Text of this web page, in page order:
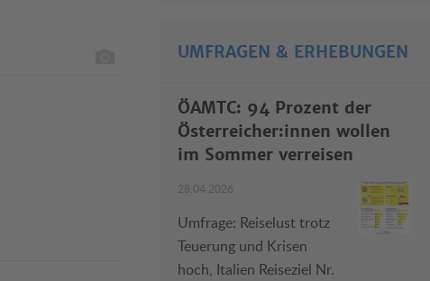
UMFRAGEN & ERHEBUNGEN
ÖAMTC: 94 Prozent der
Österreicher:innen wollen
im Sommer verreisen
28.04.2026
Umfrage: Reiselust trotz
Teuerung und Krisen
hoch, Italien Reiseziel Nr.